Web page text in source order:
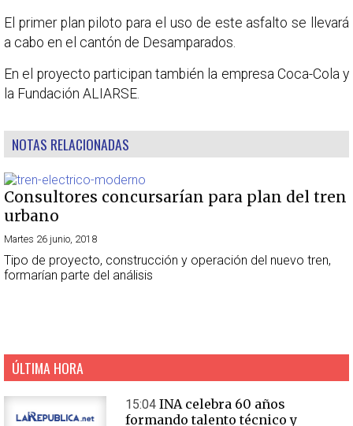
El primer plan piloto para el uso de este asfalto se llevará
a cabo en el cantón de Desamparados.
En el proyecto participan también la empresa Coca-Cola y
la Fundación ALIARSE.
NOTAS RELACIONADAS
Consultores concursarían para plan del tren
urbano
Martes 26 junio, 2018
Tipo de proyecto, construcción y operación del nuevo tren,
formarían parte del análisis
ÚLTIMA HORA
15:04 INA celebra 60 años
formando talento técnico y